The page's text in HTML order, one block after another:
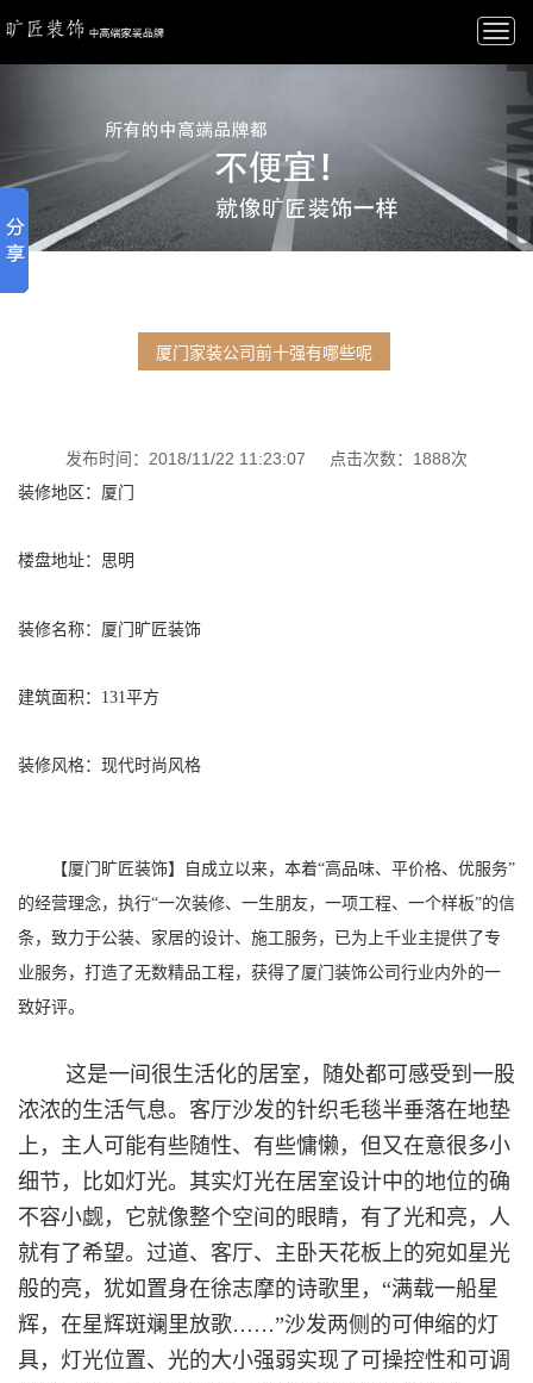
厦门家装公司前十强有哪些呢
发布时间：2018/11/22 11:23:07 点击次数：1888次
装修地区：厦门
楼盘地址：思明
装修名称：厦门旷匠装饰
建筑面积：131平方
装修风格：现代时尚风格
【厦门旷匠装饰】自成立以来，本着“高品味、平价格、优服务”
的经营理念，执行“一次装修、一生朋友，一项工程、一个样板”的信
条，致力于公装、家居的设计、施工服务，已为上千业主提供了专
业服务，打造了无数精品工程，获得了厦门装饰公司行业内外的一
致好评。
这是一间很生活化的居室，随处都可感受到一股
浓浓的生活气息。客厅沙发的针织毛毯半垂落在地垫
上，主人可能有些随性、有些慵懒，但又在意很多小
细节，比如灯光。其实灯光在居室设计中的地位的确
不容小觑，它就像整个空间的眼睛，有了光和亮，人
就有了希望。过道、客厅、主卧天花板上的宛如星光
般的亮，犹如置身在徐志摩的诗歌里，“满载一船星
辉，在星辉斑斓里放歌……”沙发两侧的可伸缩的灯
具，灯光位置、光的大小强弱实现了可操控性和可调